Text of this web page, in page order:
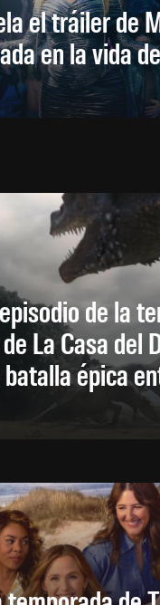
el tráiler de
en la vida
de la
La Casa del
épica